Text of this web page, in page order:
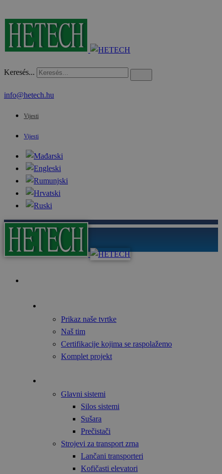
Keresés...
info@hetech.hu
Vijesti
Vijesti
Prikaz naše tvrtke
Naš tim
Certifikacije kojima se raspolažemo
Komplet projekt
Glavni sistemi
Silos sistemi
Sušara
Prečistači
Strojevi za transport zrna
Lančani transporteri
Kofičasti elevatori